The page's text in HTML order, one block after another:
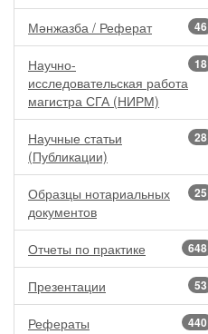
46
Мәнжазба / Реферат
18
Научно-
исследовательская работа
магистра СГА (НИРМ)
28
Научные статьи
(Публикации)
25
Образцы нотариальных
документов
648
Отчеты по практике
53
Презентации
440
Рефераты